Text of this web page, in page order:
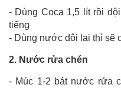
- Dùng Coca 1,5 lít rồi
tiếng
- Dùng nước dội lại thì sẽ
2. Nước rửa chén
- Múc 1-2 bát nước rửa